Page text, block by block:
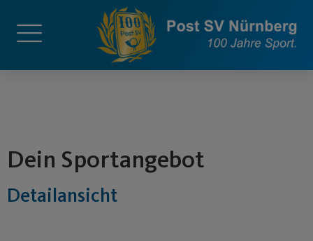
Dein Sportangebot
Detailansicht